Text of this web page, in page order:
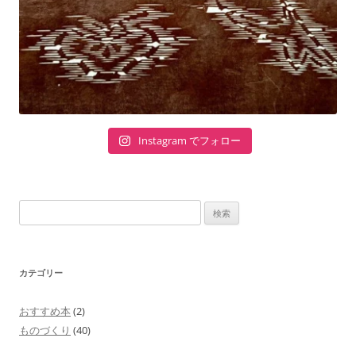
Instagram でフォロー
索:
カテゴリー
おすすめ本 (2)
ものづくり (40)